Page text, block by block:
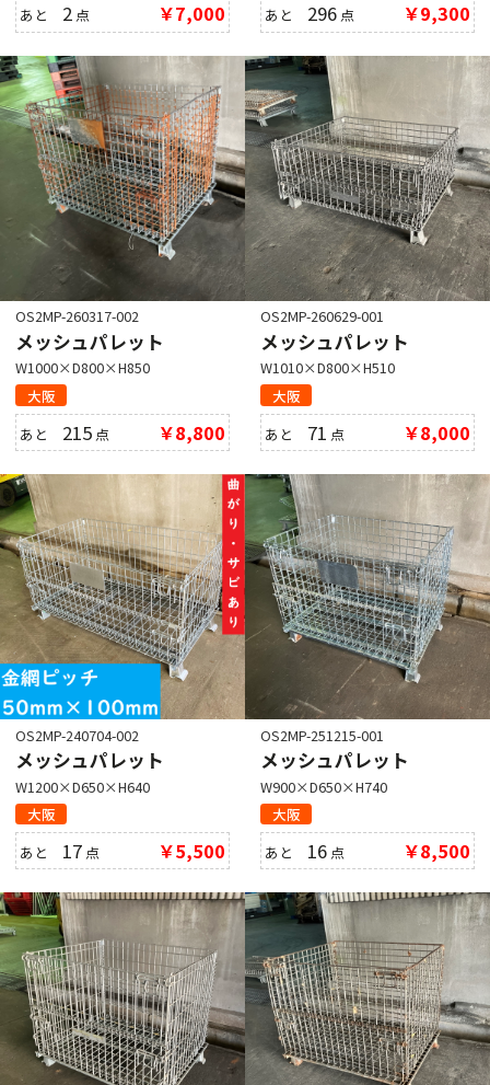
あと 2 点 ￥7,000 あと 296 点 ￥9,300
OS2MP-260317-002
メッシュパレット
W1000×D800×H850
大阪
あと 215 点 ￥8,800
OS2MP-260629-001
メッシュパレット
W1010×D800×H510
大阪
あと 71 点 ￥8,000
OS2MP-240704-002
メッシュパレット
W1200×D650×H640
大阪
あと 17 点 ￥5,500
OS2MP-251215-001
メッシュパレット
W900×D650×H740
大阪
あと 16 点 ￥8,500